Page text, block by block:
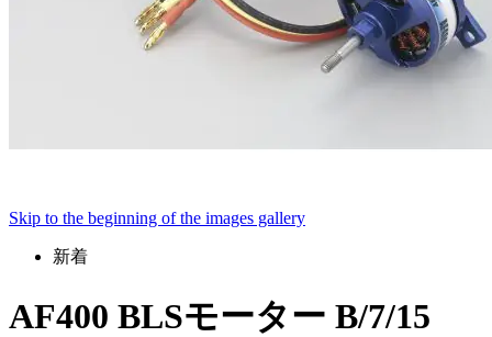
Skip to the beginning of the images gallery
新着
AF400 BLSモーター B/7/15